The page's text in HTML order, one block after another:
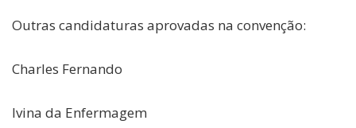
Outras candidaturas aprovadas na convenção:
Charles Fernando
Ivina da Enfermagem